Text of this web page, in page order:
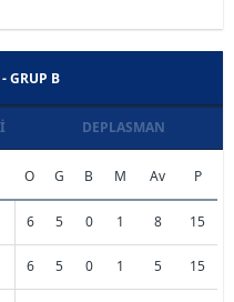
GRUP B
DEPLASMAN
O G B M Av P
6 5 0 1 8 15
6 5 0 1 5 15